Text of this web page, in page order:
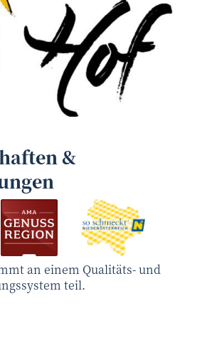
&
an einem Qualitäts- und
teil.